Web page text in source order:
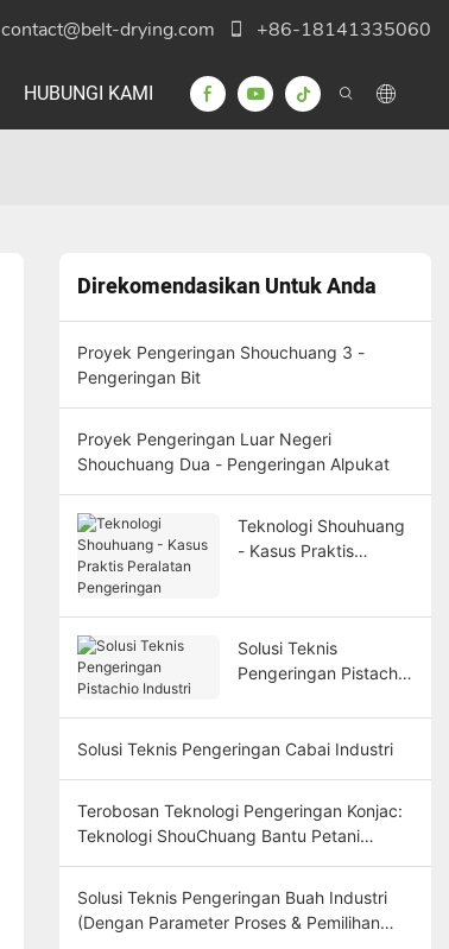
contact@belt-drying.com +86-18141335060
HUBUNGI KAMI
Direkomendasikan Untuk Anda
Proyek Pengeringan Shouchuang 3 -
Pengeringan Bit
Proyek Pengeringan Luar Negeri
Shouchuang Dua - Pengeringan Alpukat
Teknologi Shouhuang
- Kasus Praktis
Solusi Teknis
Pengeringan Pistachio
Solusi Teknis Pengeringan Cabai Industri
Terobosan Teknologi Pengeringan Konjac:
Teknologi ShouChuang Bantu Petani
Solusi Teknis Pengeringan Buah Industri
(Dengan Parameter Proses & Pemilihan